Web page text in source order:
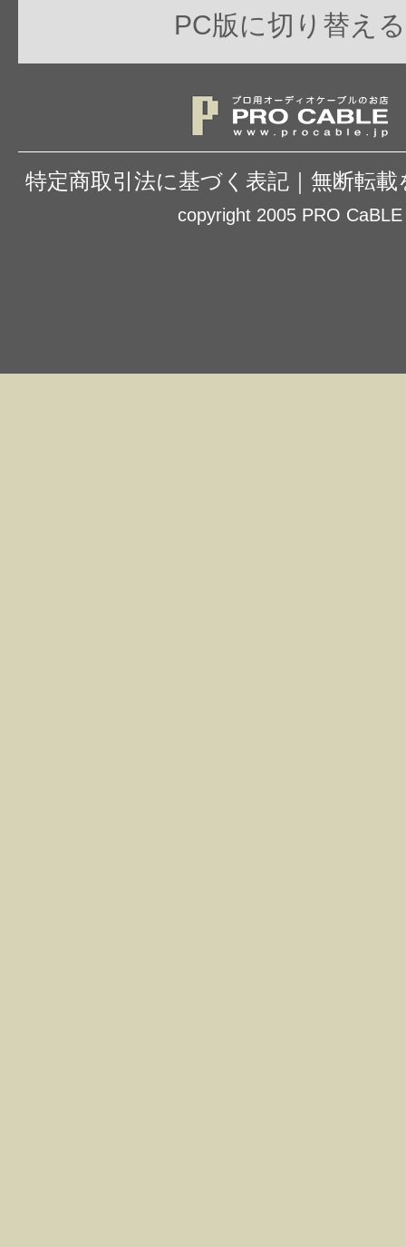
PC版に切り替える
特定商取引法に基づく表記 無断転載
copyright 2005 PRO CaBLE